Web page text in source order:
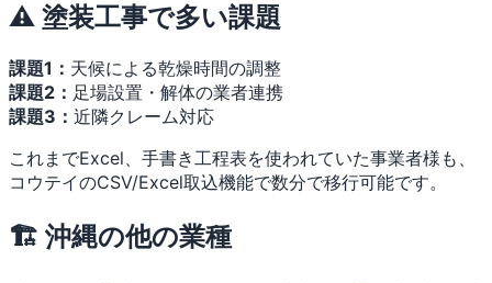
⚠️ 塗装工事で多い課題
課題1： 天候による乾燥時間の調整
課題2： 足場設置・解体の業者連携
課題3： 近隣クレーム対応
これまでExcel、手書き工程表を使われていた事業者様も、
コウテイのCSV/Excel取込機能で数分で移行可能です。
🏗 沖縄の他の業種